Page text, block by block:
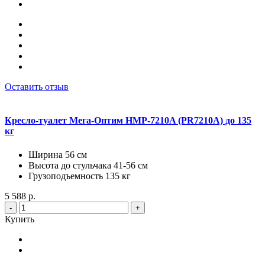
Оставить отзыв
Кресло-туалет Мега-Оптим HMP-7210A (PR7210A) до 135
кг
Ширина 56 см
Высота до стульчака 41-56 см
Грузоподъемность 135 кг
5 588 р.
- +
Купить